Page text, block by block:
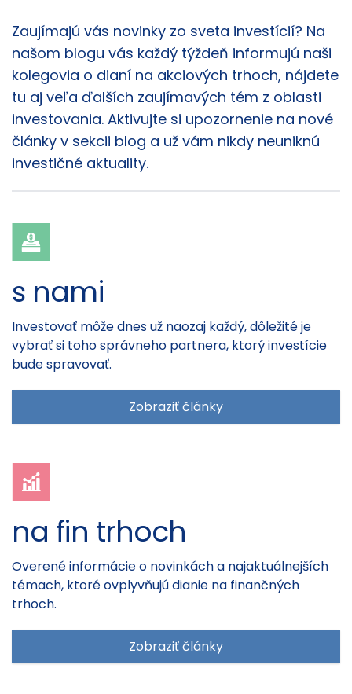
Články
Zaujímajú vás novinky zo sveta investícií? Na
našom blogu vás každý týždeň informujú naši
kolegovia o dianí na akciových trhoch, nájdete
tu aj veľa ďalších zaujímavých tém z oblasti
investovania. Aktivujte si upozornenie na nové
články v sekcii blog a už vám nikdy neuniknú
investičné aktuality.
s nami
Investovať môže dnes už naozaj každý, dôležité je
vybrať si toho správneho partnera, ktorý investície
bude spravovať.
Zobraziť články
na fin trhoch
Overené informácie o novinkách a najaktuálnejších
témach, ktoré ovplyvňujú dianie na finančných
trhoch.
Zobraziť články